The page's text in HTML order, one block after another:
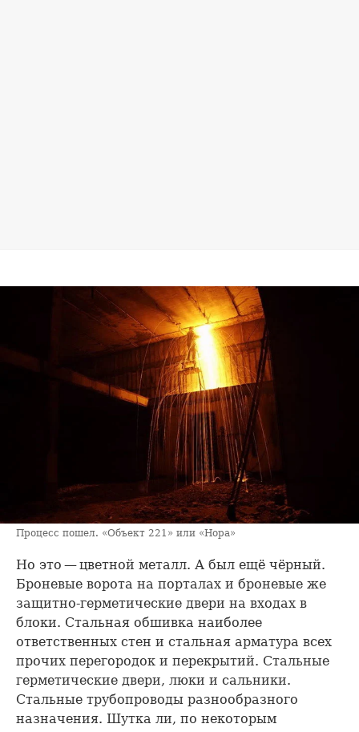
Процесс пошел. «Объект 221» или «Нора»
Но это — цветной металл. А был ещё чёрный.
Броневые ворота на порталах и броневые же
защитно-герметические двери на входах в
блоки. Стальная обшивка наиболее
ответственных стен и стальная арматура всех
прочих перегородок и перекрытий. Стальные
герметические двери, люки и сальники.
Стальные трубопроводы разнообразного
назначения. Шутка ли, по некоторым